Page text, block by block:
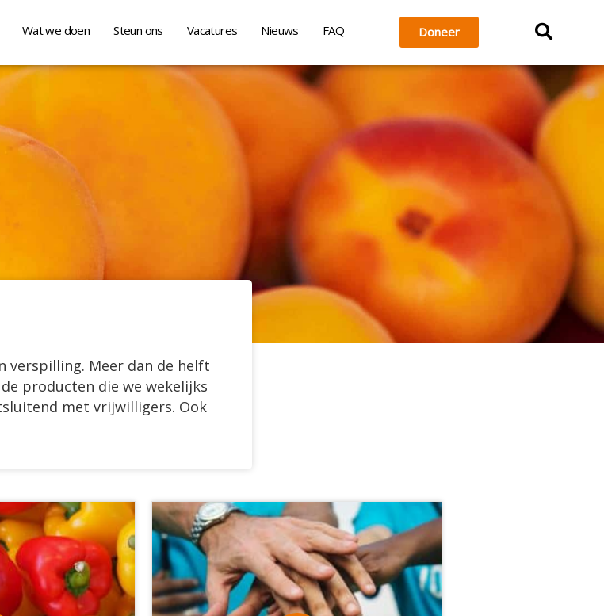
Wat we doen Steun ons Vacatures Nieuws FAQ Doneer
verspilling. Meer dan de helft
producten die we wekelijks
met vrijwilligers. Ook